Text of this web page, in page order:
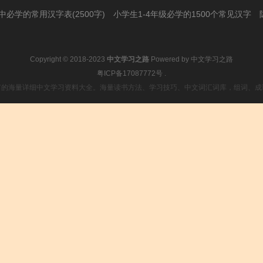
必学的常用汉字表(2500字) 小学生1-4年级必学的1500个常见汉字
Copyright © 2018-2023 中文学习之路 Powered by 中文学习之路
粤ICP备17087772号 .
的海量详细中文学习资料大全。海量读书方法、学习技巧、中文词汇词库，组词、成